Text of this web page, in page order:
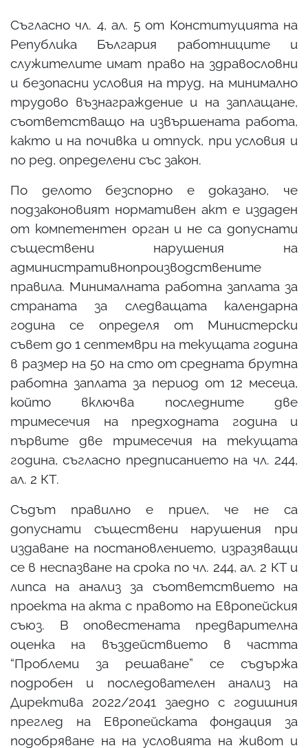
Съгласно чл. 4, ал. 5 от Конституцията на
Република България работниците и
служителите имат право на здравословни
и безопасни условия на труд, на минимално
трудово възнаграждение и на заплащане,
съответстващо на извършената работа,
както и на почивка и отпуск, при условия и
по ред, определени със закон.
По делото безспорно е доказано, че
подзаконовият нормативен акт е издаден
от компетентен орган и не са допуснати
съществени нарушения на
административнопроизводствените
правила. Минималната работна заплата за
страната за следващата календарна
година се определя от Министерски
съвет до 1 септември на текущата година
в размер на 50 на сто от средната брутна
работна заплата за период от 12 месеца,
който включва последните две
тримесечия на предходната година и
първите две тримесечия на текущата
година, съгласно предписанието на чл. 244,
ал. 2 КТ.
Съдът правилно е приел, че не са
допуснати съществени нарушения при
издаване на постановлението, изразяващи
се в неспазване на срока по чл. 244, ал. 2 КТ и
липса на анализ за съответствието на
проекта на акта с правото на Европейския
съюз. В оповестената предварителна
оценка на въздействието в частта
“Проблеми за решаване” се съдържа
подробен и последователен анализ на
Директива 2022/2041 заедно с годишния
преглед на Европейската фондация за
подобряване на на условията на живот и